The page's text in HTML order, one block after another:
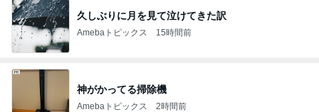
久しぶりに月を見て泣けてきた訳
Amebaトピックス 15時間前
神がかってる掃除機
Amebaトピックス 2時間前